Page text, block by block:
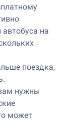
на
поездка,
нужны
может